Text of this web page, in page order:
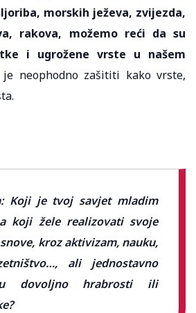
morskih ježeva, zvijezda,
rakova, možemo reći da su
i ugrožene vrste u našem
je neophodno zašititi kako vrste,
Koji je tvoj savjet mladim
koji žele realizovati svoje
kroz aktivizam, nauku,
ali jednostavno
dovoljno hrabrosti ili